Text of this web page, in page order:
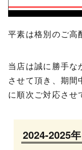
平素は格別のご高
当店は誠に勝手な
させて頂き、期間
に順次ご対応させ
2024-2025